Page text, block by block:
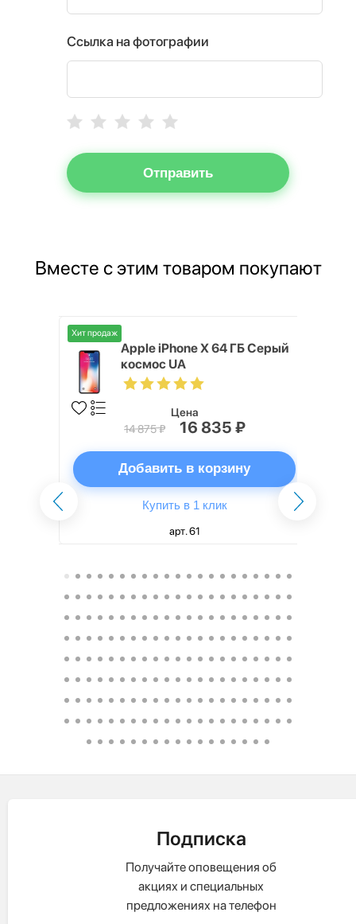
Ссылка на фотографии
Отправить
Вместе с этим товаром покупают
Хит продаж
Apple iPhone X 64 ГБ Серый
космос UA
Цена
14 875 ₽
16 835 ₽
Добавить в корзину
Купить в 1 клик
арт. 61
Подписка
Получайте оповещения об
акциях и специальных
предложениях на телефон